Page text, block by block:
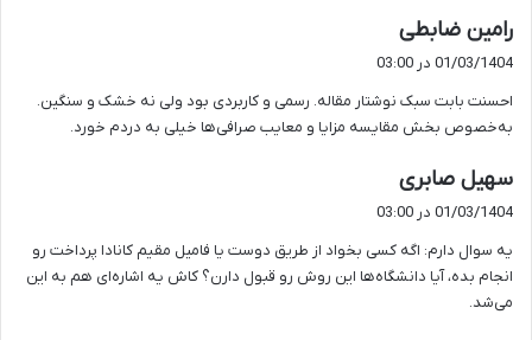
رامین ضابطی
ف
01/03/1404 در 03:00
احسنت بابت سبک نوشتار مقاله. رسمی و کاربردی بود ولی نه خشک و سنگین.
به‌خصوص بخش مقایسه مزایا و معایب صرافی‌ها خیلی به دردم خورد.
سهیل صابری
ف
01/03/1404 در 03:00
یه سوال دارم: اگه کسی بخواد از طریق دوست یا فامیل مقیم کانادا پرداخت رو
انجام بده، آیا دانشگاه‌ها این روش رو قبول دارن؟ کاش یه اشاره‌ای هم به این
می‌شد.